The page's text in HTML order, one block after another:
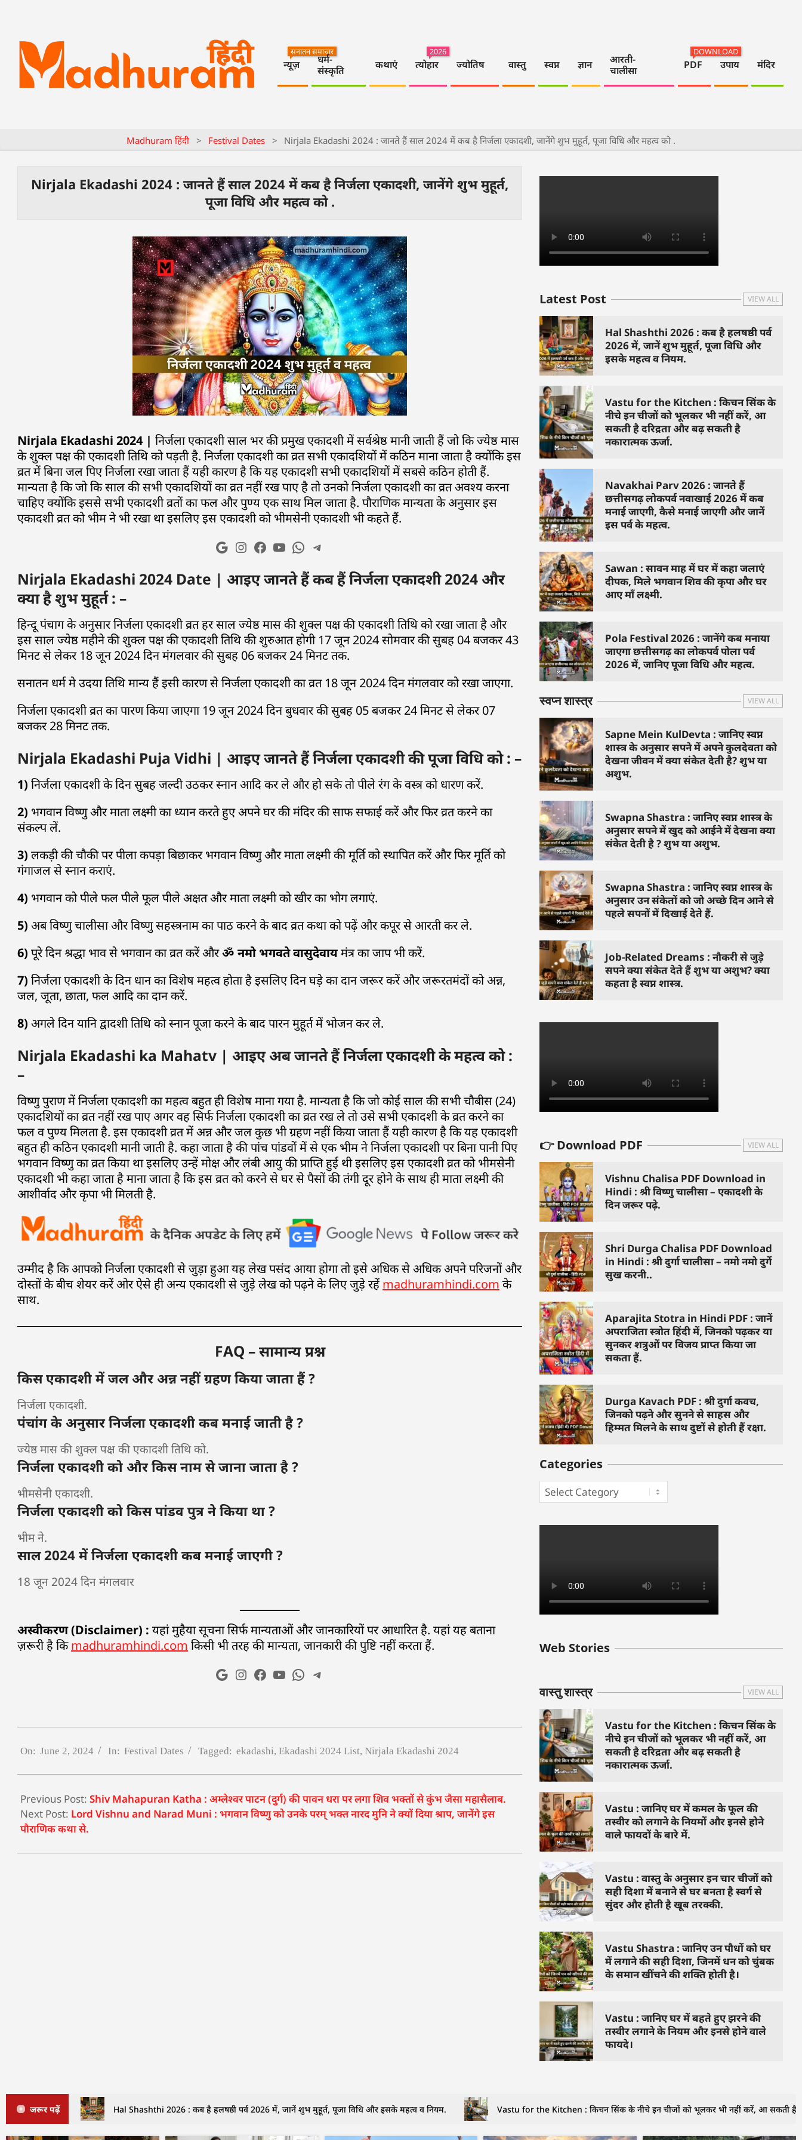
न्यूज़
सनातन समाचार
धर्म-
संस्कृति
कथाएं त्योहार
2026
ज्योतिष वास्तु स्वप्न ज्ञान
आरती-
चालीसा
PDF
DOWNLOAD
उपाय मंदिर
Madhuram हिंदी > Festival Dates > Nirjala Ekadashi 2024 : जानते हैं साल 2024 में कब है निर्जला एकादशी, जानेंगे शुभ मुहूर्त, पूजा विधि और महत्व को .
Nirjala Ekadashi 2024 : जानते हैं साल 2024 में कब है निर्जला एकादशी, जानेंगे शुभ मुहूर्त,
पूजा विधि और महत्व को .
Nirjala Ekadashi 2024 | निर्जला एकादशी साल भर की प्रमुख एकादशी में सर्वश्रेष्ठ मानी जाती हैं जो कि ज्येष्ठ मास
के शुक्ल पक्ष की एकादशी तिथि को पड़ती है. निर्जला एकादशी का व्रत सभी एकादशियों में कठिन माना जाता है क्योंकि इस
व्रत में बिना जल पिए निर्जला रखा जाता हैं यही कारण है कि यह एकादशी सभी एकादशियों में सबसे कठिन होती हैं.
मान्यता है कि जो कि साल की सभी एकादशियों का व्रत नहीं रख पाए है तो उनको निर्जला एकादशी का व्रत अवश्य करना
चाहिए क्योंकि इससे सभी एकादशी व्रतों का फल और पुण्य एक साथ मिल जाता है. पौराणिक मान्यता के अनुसार इस
एकादशी व्रत को भीम ने भी रखा था इसलिए इस एकादशी को भीमसेनी एकादशी भी कहते हैं.
Nirjala Ekadashi 2024 Date | आइए जानते हैं कब हैं निर्जला एकादशी 2024 और
क्या है शुभ मुहूर्त : –
हिन्दू पंचाग के अनुसार निर्जला एकादशी व्रत हर साल ज्येष्ठ मास की शुक्ल पक्ष की एकादशी तिथि को रखा जाता है और
इस साल ज्येष्ठ महीने की शुक्ल पक्ष की एकादशी तिथि की शुरुआत होगी 17 जून 2024 सोमवार की सुबह 04 बजकर 43
मिनट से लेकर 18 जून 2024 दिन मंगलवार की सुबह 06 बजकर 24 मिनट तक.
सनातन धर्म मे उदया तिथि मान्य हैं इसी कारण से निर्जला एकादशी का व्रत 18 जून 2024 दिन मंगलवार को रखा जाएगा.
निर्जला एकादशी व्रत का पारण किया जाएगा 19 जून 2024 दिन बुधवार की सुबह 05 बजकर 24 मिनट से लेकर 07
बजकर 28 मिनट तक.
Nirjala Ekadashi Puja Vidhi | आइए जानते हैं निर्जला एकादशी की पूजा विधि को : –
1) निर्जला एकादशी के दिन सुबह जल्दी उठकर स्नान आदि कर ले और हो सके तो पीले रंग के वस्त्र को धारण करें.
2) भगवान विष्णु और माता लक्ष्मी का ध्यान करते हुए अपने घर की मंदिर की साफ सफाई करें और फिर व्रत करने का
संकल्प लें.
3) लकड़ी की चौकी पर पीला कपड़ा बिछाकर भगवान विष्णु और माता लक्ष्मी की मूर्ति को स्थापित करें और फिर मूर्ति को
गंगाजल से स्नान कराएं.
4) भगवान को पीले फल पीले फूल पीले अक्षत और माता लक्ष्मी को खीर का भोग लगाएं.
5) अब विष्णु चालीसा और विष्णु सहस्त्रनाम का पाठ करने के बाद व्रत कथा को पढ़ें और कपूर से आरती कर ले.
6) पूरे दिन श्रद्धा भाव से भगवान का व्रत करें औरॐ नमो भगवते वासुदेवायमंत्र का जाप भी करें.
7) निर्जला एकादशी के दिन धान का विशेष महत्व होता है इसलिए दिन घड़े का दान जरूर करें और जरूरतमंदों को अन्न,
जल, जूता, छाता, फल आदि का दान करें.
8) अगले दिन यानि द्वादशी तिथि को स्नान पूजा करने के बाद पारन मुहूर्त में भोजन कर ले.
Nirjala Ekadashi ka Mahatv | आइए अब जानते हैं निर्जला एकादशी के महत्व को :
–
विष्णु पुराण में निर्जला एकादशी का महत्व बहुत ही विशेष माना गया है. मान्यता है कि जो कोई साल की सभी चौबीस (24)
एकादशियों का व्रत नहीं रख पाए अगर वह सिर्फ निर्जला एकादशी का व्रत रख ले तो उसे सभी एकादशी के व्रत करने का
फल व पुण्य मिलता है. इस एकादशी व्रत में अन्न और जल कुछ भी ग्रहण नहीं किया जाता हैं यही कारण है कि यह एकादशी
बहुत ही कठिन एकादशी मानी जाती है. कहा जाता है की पांच पांडवों में से एक भीम ने निर्जला एकादशी पर बिना पानी पिए
भगवान विष्णु का व्रत किया था इसलिए उन्हें मोक्ष और लंबी आयु की प्राप्ति हुई थी इसलिए इस एकादशी व्रत को भीमसेनी
एकादशी भी कहा जाता है माना जाता है कि इस व्रत को करने से घर से पैसों की तंगी दूर होने के साथ ही माता लक्ष्मी की
आशीर्वाद और कृपा भी मिलती है.
उम्मीद है कि आपको निर्जला एकादशी से जुड़ा हुआ यह लेख पसंद आया होगा तो इसे अधिक से अधिक अपने परिजनों और
दोस्तों के बीच शेयर करें ओर ऐसे ही अन्य एकादशी से जुड़े लेख को पढ़ने के लिए जुड़े रहें madhuramhindi.com के
साथ.
FAQ – सामान्य प्रश्न
किस एकादशी में जल और अन्न नहीं ग्रहण किया जाता हैं ?
निर्जला एकादशी.
पंचांग के अनुसार निर्जला एकादशी कब मनाई जाती है ?
ज्येष्ठ मास की शुक्ल पक्ष की एकादशी तिथि को.
निर्जला एकादशी को और किस नाम से जाना जाता है ?
भीमसेनी एकादशी.
निर्जला एकादशी को किस पांडव पुत्र ने किया था ?
भीम ने.
साल 2024 में निर्जला एकादशी कब मनाई जाएगी ?
18 जून 2024 दिन मंगलवार
अस्वीकरण (Disclaimer) : यहां मुहैया सूचना सिर्फ मान्यताओं और जानकारियों पर आधारित है. यहां यह बताना
ज़रूरी है किmadhuramhindi.com किसी भी तरह की मान्यता, जानकारी की पुष्टि नहीं करता हैं.
On: June 2, 2024 In: Festival Dates Tagged: ekadashi, Ekadashi 2024 List, Nirjala Ekadashi 2024
Previous Post: Shiv Mahapuran Katha : अम्लेश्वर पाटन (दुर्ग) की पावन धरा पर लगा शिव भक्तों से कुंभ जैसा महासैलाब.
Next Post: Lord Vishnu and Narad Muni : भगवान विष्णु को उनके परम् भक्त नारद मुनि ने क्यों दिया श्राप, जानेंगे इस
पौराणिक कथा से.
Latest Post VIEW ALL
Hal Shashthi 2026 : कब है हलषष्ठी पर्व
2026 में, जानें शुभ मुहूर्त, पूजा विधि और
इसके महत्व व नियम.
Vastu for the Kitchen : किचन सिंक के
नीचे इन चीजों को भूलकर भी नहीं करें, आ
सकती है दरिद्रता और बढ़ सकती है
नकारात्मक ऊर्जा.
Navakhai Parv 2026 : जानते हैं
छत्तीसगढ़ लोकपर्व नवाखाई 2026 में कब
मनाई जाएगी, कैसे मनाई जाएगी और जानें
इस पर्व के महत्व.
Sawan : सावन माह में घर में कहा जलाएं
दीपक, मिले भगवान शिव की कृपा और घर
आए माँ लक्ष्मी.
Pola Festival 2026 : जानेंगे कब मनाया
जाएगा छत्तीसगढ़ का लोकपर्व पोला पर्व
2026 में, जानिए पूजा विधि और महत्व.
स्वप्न शास्त्र VIEW ALL
Sapne Mein KulDevta : जानिए स्वप्न
शास्त्र के अनुसार सपने में अपने कुलदेवता को
देखना जीवन में क्या संकेत देती है? शुभ या
अशुभ.
Swapna Shastra : जानिए स्वप्न शास्त्र के
अनुसार सपने में खुद को आईने में देखना क्या
संकेत देती है ? शुभ या अशुभ.
Swapna Shastra : जानिए स्वप्न शास्त्र के
अनुसार उन संकेतों को जो अच्छे दिन आने से
पहले सपनों में दिखाई देते हैं.
Job-Related Dreams : नौकरी से जुड़े
सपने क्या संकेत देते हैं शुभ या अशुभ? क्या
कहता है स्वप्न शास्त्र.
👉 Download PDF VIEW ALL
Vishnu Chalisa PDF Download in
Hindi : श्री विष्णु चालीसा – एकादशी के
दिन जरूर पढ़े.
Shri Durga Chalisa PDF Download
in Hindi : श्री दुर्गा चालीसा – नमो नमो दुर्गे
सुख करनी..
Aparajita Stotra in Hindi PDF : जानें
अपराजिता स्त्रोत हिंदी में, जिनको पढ़कर या
सुनकर शत्रुओं पर विजय प्राप्त किया जा
सकता हैं.
Durga Kavach PDF : श्री दुर्गा कवच,
जिनको पढ़ने और सुनने से साहस और
हिम्मत मिलने के साथ दुष्टों से होती हैं रक्षा.
Categories
Web Stories
बुधवार के उपाय :
जिनसे हो गणेश जी
वास्तु शास्त्र VIEW ALL
Vastu for the Kitchen : किचन सिंक के
नीचे इन चीजों को भूलकर भी नहीं करें, आ
सकती है दरिद्रता और बढ़ सकती है
नकारात्मक ऊर्जा.
Vastu : जानिए घर में कमल के फूल की
तस्वीर को लगाने के नियमों और इनसे होने
वाले फायदों के बारे में.
Vastu : वास्तु के अनुसार इन चार चीजों को
सही दिशा में बनाने से घर बनता है स्वर्ग से
सुंदर और होती है खूब तरक्की.
Vastu Shastra : जानिए उन पौधों को घर
में लगाने की सही दिशा, जिनमें धन को चुंबक
के समान खींचने की शक्ति होती है।
Vastu : जानिए घर में बहते हुए झरने की
तस्वीर लगाने के नियम और इनसे होने वाले
फायदे।
जरूर पढ़ें Hal Shashthi 2026 : कब है हलषष्ठी पर्व 2026 में, जानें शुभ मुहूर्त, पूजा विधि और इसके महत्व व नियम. Vastu for the Kitchen : किचन सिंक के नीचे इन चीजों को भूलकर भी नहीं करें, आ सकती है